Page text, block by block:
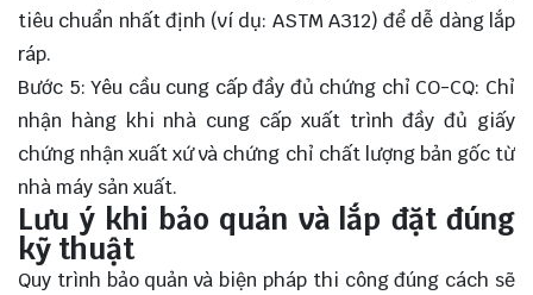
tiêu chuẩn nhất định (ví dụ: ASTM A312) để dễ dàng lắp
ráp.
Bước 5: Yêu cầu cung cấp đầy đủ chứng chỉ CO-CQ: Chỉ
nhận hàng khi nhà cung cấp xuất trình đầy đủ giấy
chứng nhận xuất xứ và chứng chỉ chất lượng bản gốc từ
nhà máy sản xuất.
Lưu ý khi bảo quản và lắp đặt đúng
kỹ thuật
Quy trình bảo quản và biện pháp thi công đúng cách sẽ